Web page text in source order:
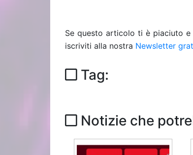
Se questo articolo ti è piaciuto
iscriviti alla nostra Newsletter
Tag:
Notizie che